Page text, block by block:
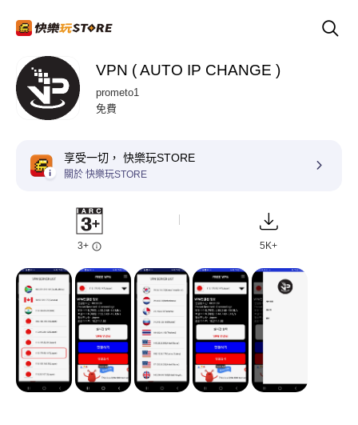
VPN ( AUTO IP CHANGE )
prometo1
免費
享受一切， 快樂玩STORE
關於 快樂玩STORE
3+ 5K+